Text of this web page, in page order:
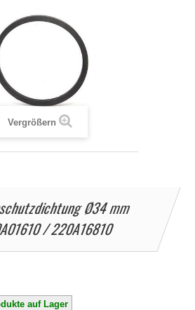
Vergrößern
Ø34 mm
/ 220A16810
auf Lager